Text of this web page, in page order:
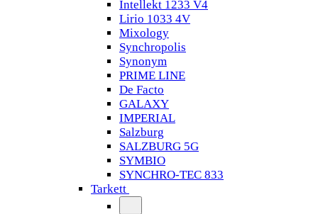
Intellekt 1233 V4
Lirio 1033 4V
Mixology
Synchropolis
Synonym
PRIME LINE
De Facto
GALAXY
IMPERIAL
Salzburg
SALZBURG 5G
SYMBIO
SYNCHRO-TEC 833
Tarkett